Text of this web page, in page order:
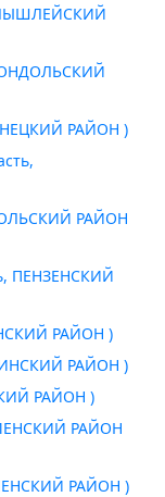
РАЙОН )
РАЙОН
ПЕНЗЕНСКИЙ
РАЙОН )
РАЙОН )
РАЙОН )
РАЙОН
РАЙОН )